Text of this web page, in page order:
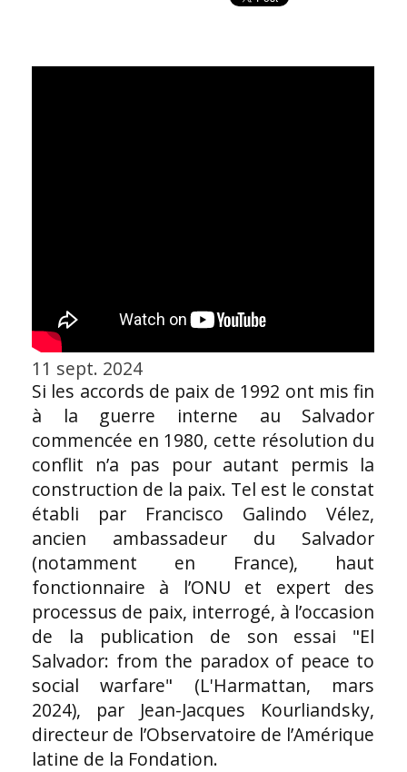
11 sept. 2024
Si les accords de paix de 1992 ont mis fin
à la guerre interne au Salvador
commencée en 1980, cette résolution du
conflit n’a pas pour autant permis la
construction de la paix. Tel est le constat
établi par Francisco Galindo Vélez,
ancien ambassadeur du Salvador
(notamment en France), haut
fonctionnaire à l’ONU et expert des
processus de paix, interrogé, à l’occasion
de la publication de son essai "El
Salvador: from the paradox of peace to
social warfare" (L'Harmattan, mars
2024), par Jean-Jacques Kourliandsky,
directeur de l’Observatoire de l’Amérique
latine de la Fondation.